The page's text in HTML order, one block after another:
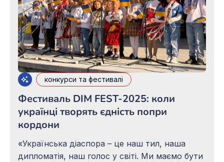
конкурси та фестивалі
Фестиваль DIM FEST-2025: коли
українці творять єдність попри
кордони
«Українська діаспора – це наш тил, наша
дипломатія, наш голос у світі. Ми маємо бути